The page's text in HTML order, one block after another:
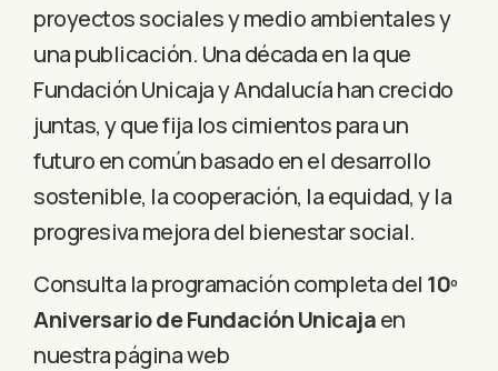
proyectos sociales y medio ambientales y
una publicación. Una década en la que
Fundación Unicaja y Andalucía han crecido
juntas, y que fija los cimientos para un
futuro en común basado en el desarrollo
sostenible, la cooperación, la equidad, y la
progresiva mejora del bienestar social.
Consulta la programación completa del 10º
Aniversario de Fundación Unicajaen
nuestra página web